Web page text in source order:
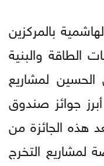
بالمركزين
الطاقة والبنية
لمشاريع
جوائز صندوق
هذه الجائزة من
لمشاريع التخرج